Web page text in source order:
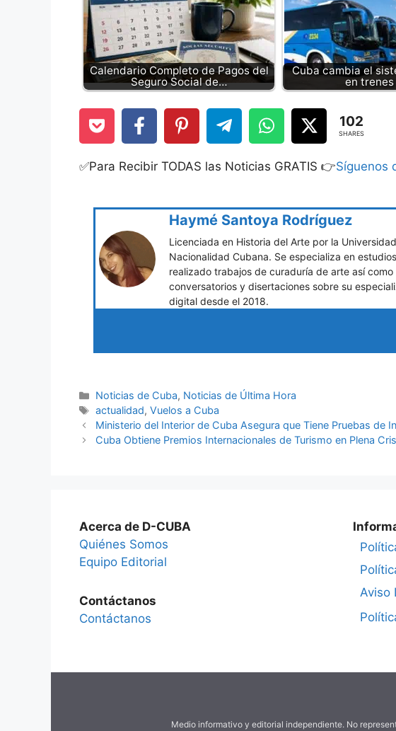
Calendario Completo de Pagos del
Seguro Social de…
Cuba cambia el
en
102
SHARES
✅Para Recibir TODAS las Noticias GRATIS 👉Síguenos
Haymé Santoya Rodríguez
Licenciada en Historia del Arte por la
Nacionalidad Cubana. Se especializa en
realizado trabajos de curaduría de arte así
conversatorios y disertaciones sobre su
digital desde el 2018.
Categories
Noticias de Cuba, Noticias de Última Hora
Tags
actualidad,Vuelos a Cuba
Ministerio del Interior de Cuba Asegura que Tiene Pruebas de
Cuba Obtiene Premios Internacionales de Turismo en Plena
Acerca de D-CUBA
Quiénes Somos
Equipo Editorial
Contáctanos
Contáctanos
Aviso
Medio informativo y editorial independiente. No